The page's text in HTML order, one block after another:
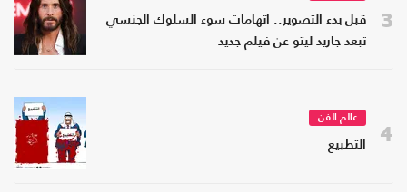
3
قبل بدء التصوير.. اتهامات سوء السلوك الجنسي
تبعد جاريد ليتو عن فيلم جديد
4
عالم الفن
التطبيع